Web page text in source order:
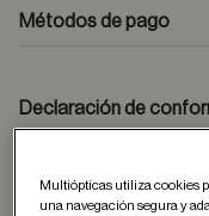
Métodos de pago
Declaración de
Multiópticas utiliza cookies
una navegación segura y